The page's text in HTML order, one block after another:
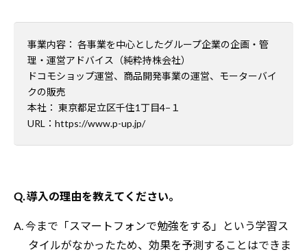
事業内容： 各事業を中心としたグループ企業の企画・管
理・運営アドバイス（純粋持株会社）
ドコモショップ運営、商品開発事業の運営、モーターバイ
クの販売
本社： 東京都足立区千住1丁目4−１
URL： https://www.p-up.jp/
Q. 導入の理由を教えてください。
A. 今まで「スマートフォンで勉強をする」という学習ス
タイルがなかったため、効果を予測することはできま